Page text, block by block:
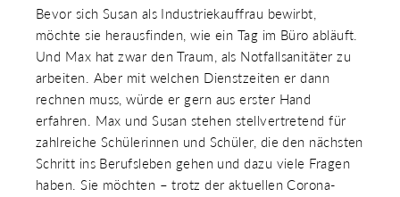
Bevor sich Susan als Industriekauffrau bewirbt,
möchte sie herausfinden, wie ein Tag im Büro abläuft.
Und Max hat zwar den Traum, als Notfallsanitäter zu
arbeiten. Aber mit welchen Dienstzeiten er dann
rechnen muss, würde er gern aus erster Hand
erfahren. Max und Susan stehen stellvertretend für
zahlreiche Schülerinnen und Schüler, die den nächsten
Schritt ins Berufsleben gehen und dazu viele Fragen
haben. Sie möchten – trotz der aktuellen Corona-